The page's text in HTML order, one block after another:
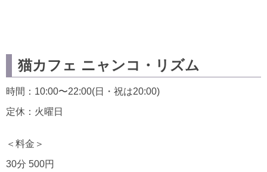
猫カフェ ニャンコ・リズム
時間：10:00〜22:00(日・祝は20:00)
定休：火曜日
＜料金＞
30分 500円